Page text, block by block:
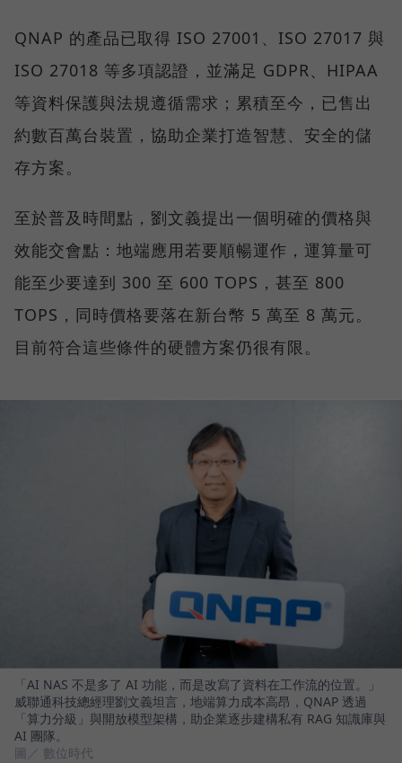
QNAP 的產品已取得 ISO 27001、ISO 27017 與
ISO 27018 等多項認證，並滿足 GDPR、HIPAA
等資料保護與法規遵循需求；累積至今，已售出
約數百萬台裝置，協助企業打造智慧、安全的儲
存方案。
至於普及時間點，劉文義提出一個明確的價格與
效能交會點：地端應用若要順暢運作，運算量可
能至少要達到 300 至 600 TOPS，甚至 800
TOPS，同時價格要落在新台幣 5 萬至 8 萬元。
目前符合這些條件的硬體方案仍很有限。
「AI NAS 不是多了 AI 功能，而是改寫了資料在工作流的位置。」
威聯通科技總經理劉文義坦言，地端算力成本高昂，QNAP 透過
「算力分級」與開放模型架構，助企業逐步建構私有 RAG 知識庫與
AI 團隊。
圖／ 數位時代